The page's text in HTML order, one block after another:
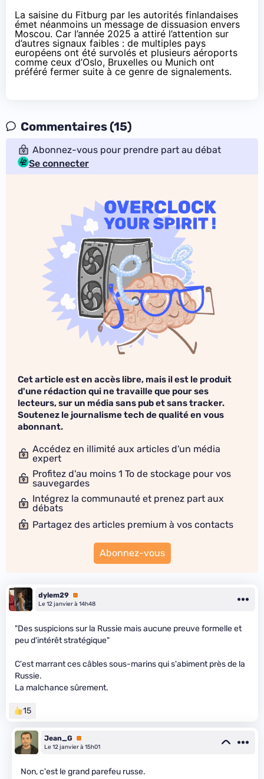
La saisine du Fitburg par les autorités finlandaises
émet néanmoins un message de dissuasion envers
Moscou. Car l’année 2025 a attiré l’attention sur
d’autres signaux faibles : de multiples pays
européens ont été survolés et plusieurs aéroports
comme ceux d’Oslo, Bruxelles ou Munich ont
préféré fermer suite à ce genre de signalements.
Commentaires (15)
Abonnez-vous pour prendre part au débat
Se connecter
Cet article est en accès libre, mais il est le produit
d'une rédaction qui ne travaille que pour ses
lecteurs, sur un média sans pub et sans tracker.
Soutenez le journalisme tech de qualité en vous
abonnant.
Accédez en illimité aux articles d'un média
expert
Profitez d'au moins 1 To de stockage pour vos
sauvegardes
Intégrez la communauté et prenez part aux
débats
Partagez des articles premium à vos contacts
Abonnez-vous
dylem29 Premium
Le 12 janvier à 14h48
"Des suspicions sur la Russie mais aucune preuve formelle et
peu d'intérêt stratégique"
C'est marrant ces câbles sous-marins qui s'abiment près de la
Russie.
La malchance sûrement.
15
Jean_G
Premium
Le 12 janvier à 15h01
Non, c'est le grand parefeu russe.